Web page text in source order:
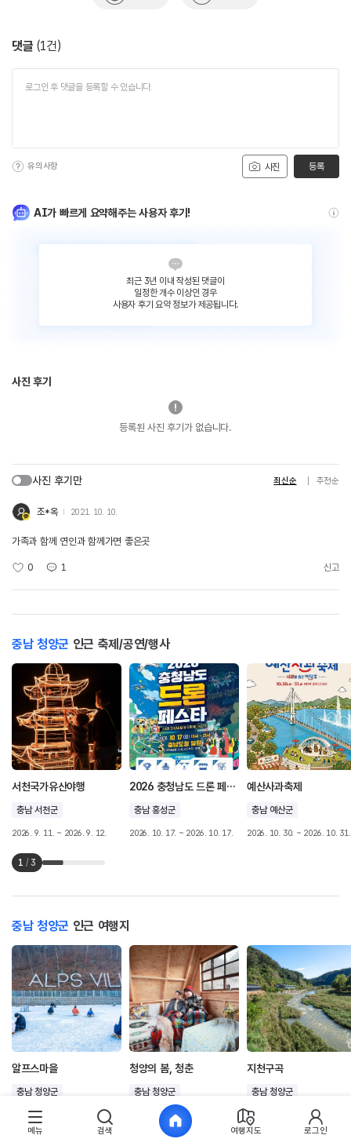
댓글 (1건)
사진
유의사항 등록
AI가 빠르게 요약해주는 사용자 후기!
최근 3년 이내 작성된 댓글이
일정한 개수 이상인 경우
사용자 후기 요약 정보가 제공됩니다.
사진 후기
등록된 사진 후기가 없습니다.
사진 후기만 최신순 추천순
조*옥 2021. 10. 10.
가족과 함께 연인과 함께가면 좋은곳
0 1 신고
충남 청양군 인근 축제/공연/행사
서천국가유산야행
충남 서천군
2026. 9. 11. ~ 2026. 9. 12.
2026 충청남도 드론 페스타
충남 홍성군
2026. 10. 17. ~ 2026. 10. 17.
예산사과축제
충남 예산군
2026. 10. 30. ~ 2026. 10. 31.
1 / 3
충남 청양군 인근 여행지
알프스마을
충남 청양군
청양의 봄, 청춘
충남 청양군
지천구곡
충남 청양군
3
메뉴 검색 여행지도 로그인